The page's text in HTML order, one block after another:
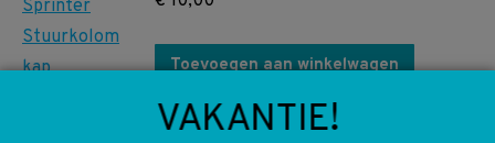
Toevoegen aan winkelwagen
A6510101366 6510101366
VAKANTIE!